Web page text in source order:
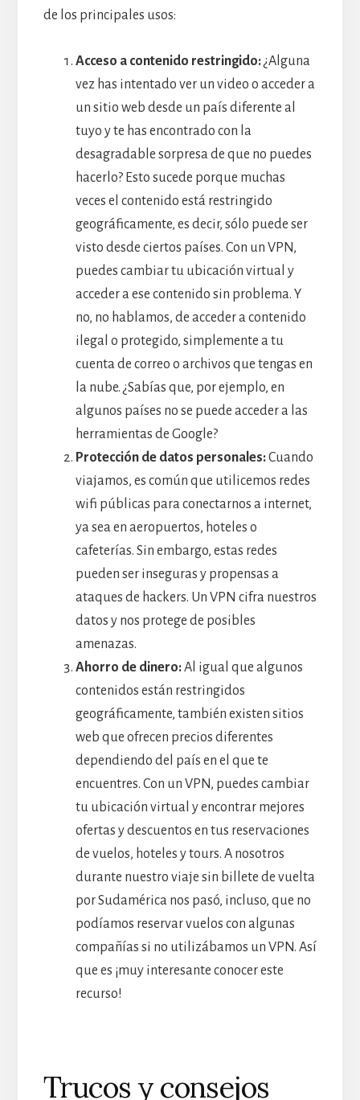
de los principales usos:
Acceso a contenido restringido:¿Alguna
vez has intentado ver un video o acceder a
un sitio web desde un país diferente al
tuyo y te has encontrado con la
desagradable sorpresa de que no puedes
hacerlo? Esto sucede porque muchas
veces el contenido está restringido
geográficamente, es decir, sólo puede ser
visto desde ciertos países. Con un VPN,
puedes cambiar tu ubicación virtual y
acceder a ese contenido sin problema. Y
no, no hablamos, de acceder a contenido
ilegal o protegido, simplemente a tu
cuenta de correo o archivos que tengas en
la nube. ¿Sabías que, por ejemplo, en
algunos países no se puede acceder a las
herramientas de Google?
Protección de datos personales:Cuando
viajamos, es común que utilicemos redes
wifi públicas para conectarnos a internet,
ya sea en aeropuertos, hoteles o
cafeterías. Sin embargo, estas redes
pueden ser inseguras y propensas a
ataques de hackers. Un VPN cifra nuestros
datos y nos protege de posibles
amenazas.
Ahorro de dinero:Al igual que algunos
contenidos están restringidos
geográficamente, también existen sitios
web que ofrecen precios diferentes
dependiendo del país en el que te
encuentres. Con un VPN, puedes cambiar
tu ubicación virtual y encontrar mejores
ofertas y descuentos en tus reservaciones
de vuelos, hoteles y tours. A nosotros
durante nuestro viaje sin billete de vuelta
por Sudamérica nos pasó, incluso, que no
podíamos reservar vuelos con algunas
compañías si no utilizábamos un VPN. Así
que es ¡muy interesante conocer este
recurso!
Trucos y consejos